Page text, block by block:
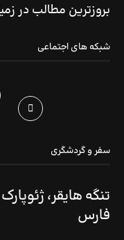
بروزترین مطالب در
شبکه های اجتماعی
سفر و گردشگری
تنگه هایقر،
فارس